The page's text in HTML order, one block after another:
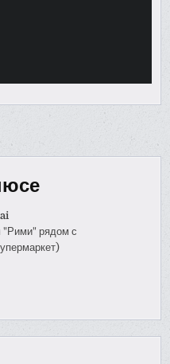
"Рими" рядом с